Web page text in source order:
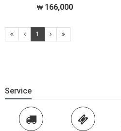
행 로봇 키트 (CZ0137)
166,000
1
Service